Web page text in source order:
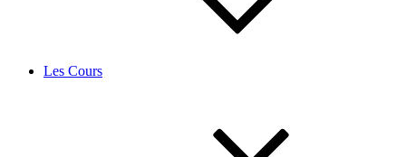
Les Cours